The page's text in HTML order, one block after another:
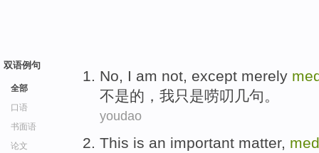
双语例句
全部
口语
书面语
论文
No, I am not, except merely
不是的， 我只是唠叨几句。
youdao
This is an important matter,